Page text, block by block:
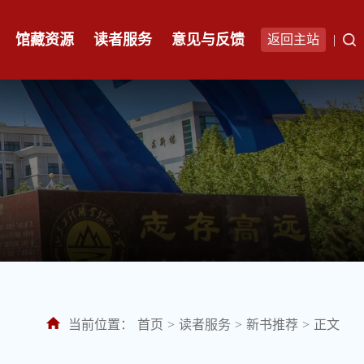
馆藏资源 读者服务 意见与反馈 返回主站 |
当前位置： 首页 > 读者服务 > 新书推荐 > 正文